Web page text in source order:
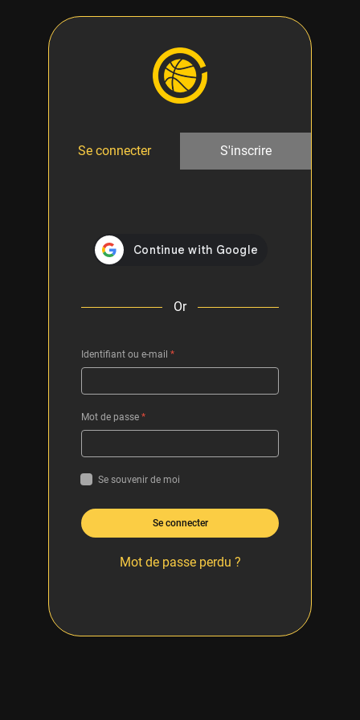
Se connecter S'inscrire
Or
Identifiant ou e-mail *
Mot de passe *
Se souvenir de moi
Se connecter
Mot de passe perdu ?